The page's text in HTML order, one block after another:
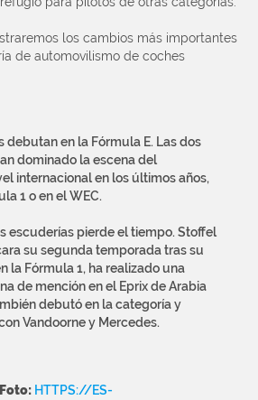
los cambios más importantes
de automovilismo de coches
debutan en la Fórmula E. Las dos
dominado la escena del
internacional en los últimos años,
1 o en el WEC.
escuderías pierde el tiempo. Stoffel
su segunda temporada tras su
la Fórmula 1, ha realizado una
de mención en el Eprix de Arabia
debutó en la categoría y
Vandoorne y Mercedes.
Foto: HTTPS://ES-